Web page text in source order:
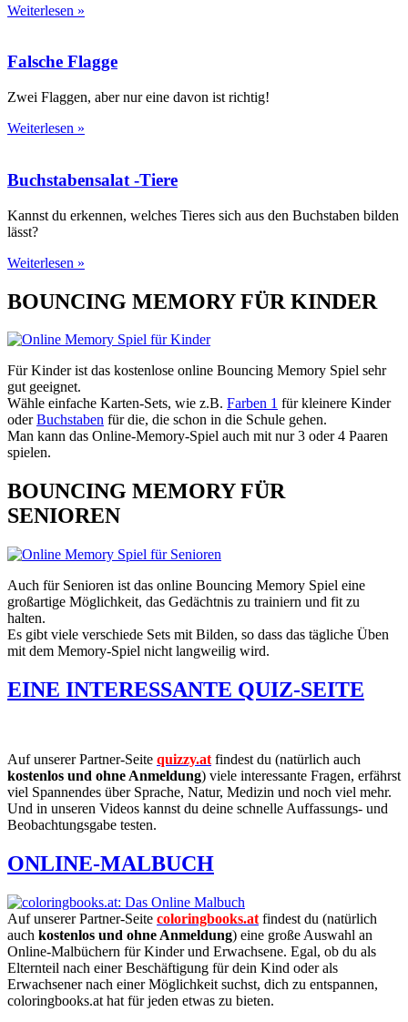
Weiterlesen »
Falsche Flagge
Zwei Flaggen, aber nur eine davon ist richtig!
Weiterlesen »
Buchstabensalat -Tiere
Kannst du erkennen, welches Tieres sich aus den Buchstaben bilden
lässt?
Weiterlesen »
BOUNCING MEMORY FÜR KINDER
Für Kinder ist das kostenlose online Bouncing Memory Spiel sehr
gut geeignet.
Wähle einfache Karten-Sets, wie z.B. Farben 1 für kleinere Kinder
oderBuchstaben für die, die schon in die Schule gehen.
Man kann das Online-Memory-Spiel auch mit nur 3 oder 4 Paaren
spielen.
BOUNCING MEMORY FÜR
SENIOREN
Auch für Senioren ist das online Bouncing Memory Spiel eine
großartige Möglichkeit, das Gedächtnis zu trainiern und fit zu
halten.
Es gibt viele verschiede Sets mit Bilden, so dass das tägliche Üben
mit dem Memory-Spiel nicht langweilig wird.
EINE INTERESSANTE QUIZ-SEITE
Auf unserer Partner-Seite quizzy.at findest du (natürlich auch
kostenlos und ohne Anmeldung) viele interessante Fragen, erfährst
viel Spannendes über Sprache, Natur, Medizin und noch viel mehr.
Und in unseren Videos kannst du deine schnelle Auffassungs- und
Beobachtungsgabe testen.
ONLINE-MALBUCH
Auf unserer Partner-Seite coloringbooks.at findest du (natürlich
auch kostenlos und ohne Anmeldung) eine große Auswahl an
Online-Malbüchern für Kinder und Erwachsene. Egal, ob du als
Elternteil nach einer Beschäftigung für dein Kind oder als
Erwachsener nach einer Möglichkeit suchst, dich zu entspannen,
coloringbooks.at hat für jeden etwas zu bieten.